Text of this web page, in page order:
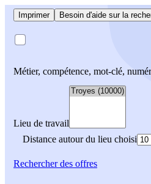
Imprimer Besoin d'aide sur la
Métier, compétence, mot-clé,
Lieu de travail
Distance autour du lieu choisi
Rechercherdes offres